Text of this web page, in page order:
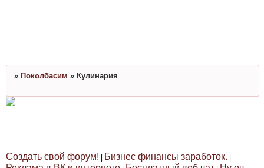
» Поколбасим » Кулинария
Создать свой форум! | Бизнес финансы заработок. |